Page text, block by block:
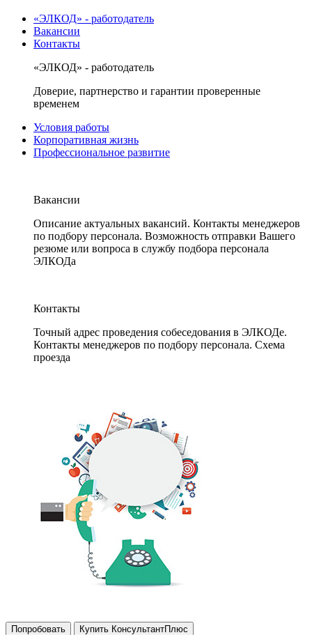
«ЭЛКОД» - работодатель
Вакансии
Контакты
«ЭЛКОД» - работодатель
Доверие, партнерство и гарантии проверенные
временем
Условия работы
Корпоративная жизнь
Профессиональное развитие
Вакансии
Описание актуальных вакансий. Контакты менеджеров
по подбору персонала. Возможность отправки Вашего
резюме или вопроса в службу подбора персонала
ЭЛКОДа
Контакты
Точный адрес проведения собеседования в ЭЛКОДе.
Контакты менеджеров по подбору персонала. Схема
проезда
Попробовать Купить КонсультантПлюс